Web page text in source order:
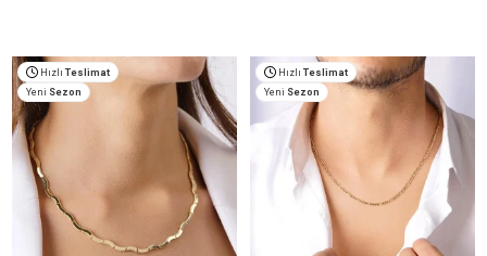
Hızlı Teslimat
Yeni Sezon
Hızlı Teslimat
Yeni Sezon